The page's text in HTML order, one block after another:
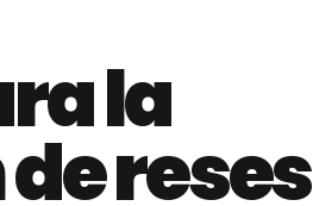
la
reses